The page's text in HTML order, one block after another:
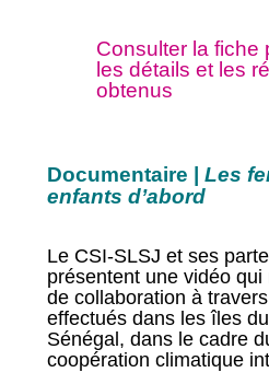
Consulter la fiche
les détails et les
obtenus
Documentaire | Les
enfants d’abord
Le CSI-SLSJ et ses
présentent une vidéo
de collaboration à
effectués dans les îles
Sénégal, dans le cadre
coopération climatique